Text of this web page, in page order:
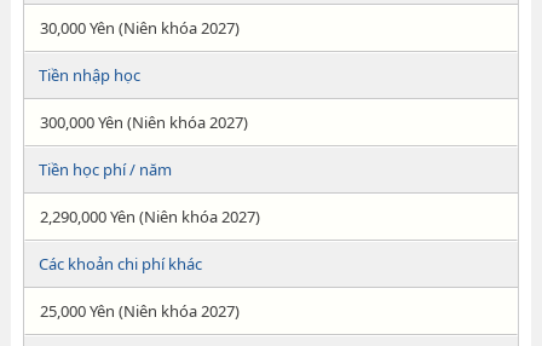
30,000 Yên (Niên khóa 2027)
Tiền nhập học
300,000 Yên (Niên khóa 2027)
Tiền học phí / năm
2,290,000 Yên (Niên khóa 2027)
Các khoản chi phí khác
25,000 Yên (Niên khóa 2027)